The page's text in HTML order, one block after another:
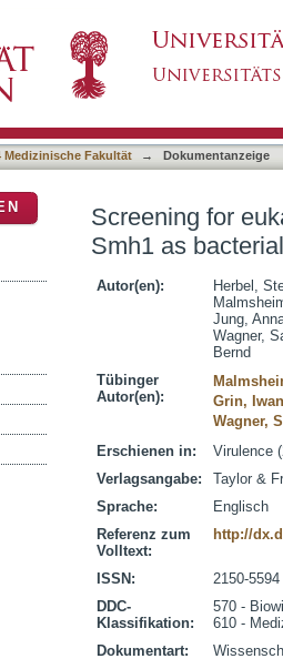
Medizinische Fakultät → Dokumentanzeige
Screening for
Smh1 as
Autor(en):
Herbel,
Jung,
Wagner,
Bernd
Tübinger
Autor(en):
Grin, Iwan
Wagner,
Erschienen in:
Virulence
Verlagsangabe:
Taylor &
Sprache:
Englisch
Referenz zum
Volltext:
http://
ISSN:
2150-5594
DDC-
Klassifikation:
570 -
610 -
Dokumentart: